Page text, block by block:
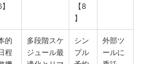
【8
】
的
程
多段階スケ
ジュール最
シン
プル
外部ツ
ールに